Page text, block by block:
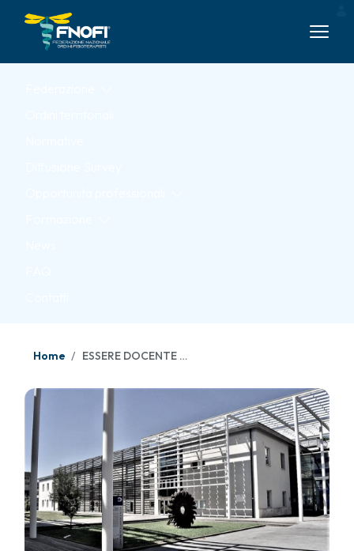
Skip to Main Content
Home ESSERE DOCENTE E TUTOR CLINICO NEI CORSI DI LAUREA DI FISIOTERAPIA: ECCO LA SUMMER SCHOOL